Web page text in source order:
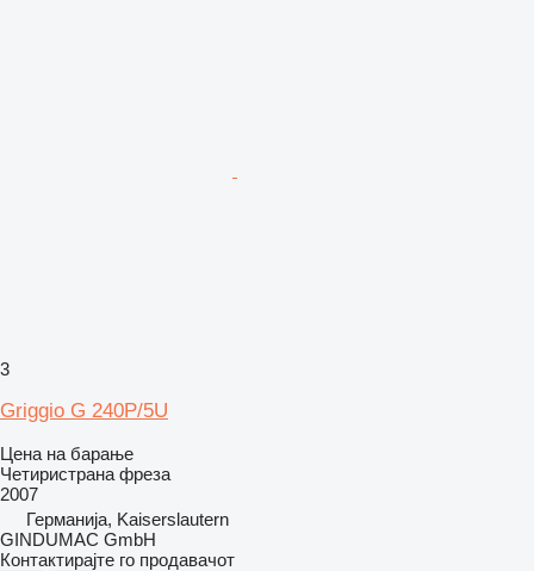
3
Griggio G 240P/5U
Цена на барање
Четиристрана фреза
2007
Германија, Kaiserslautern
GINDUMAC GmbH
Контактирајте го продавачот